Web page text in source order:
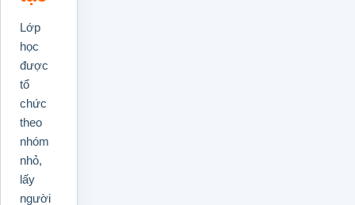
Lớp
học
được
tổ
chức
theo
nhóm
nhỏ,
lấy
người